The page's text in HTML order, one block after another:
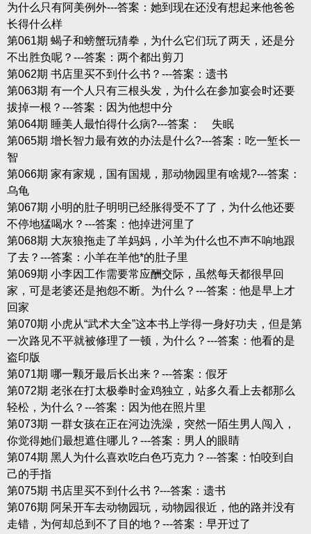
为什么只有阿美例外---答案：她到现在还没有想起来他爸爸
长得什么样
第061期 蝎子和螃蟹玩猜拳，为什么它们玩了两天，还是分
不出胜负呢？---答案：两个都出剪刀
第062期 书店里买不到什么书？---答案：遗书
第063期 有一个人只有三根头发，为什么在参加宴会时还要
拔掉一根？---答案：因为他想中分
第064期 睡美人最怕得什么病?---答案： 失眠
第065期 增长智力最有效的办法是什么?---答案：吃一堑长一
智
第066期 家有家规，国有国规，那动物园里有啥规?---答案：
乌龟
第067期 小明的肚子明明已经胀得受不了了，为什么他还要
不停地猛喝水？---答案：他掉进河里了
第068期 大灰狼拖走了羊妈妈，小羊为什么也不声不响地跟
了去？---答案：小羊在羊他*的肚子里
第069期 小李因工作需要常应酬交际，虽然每天都很早回
家，可是老婆还是抱怨不断。为什么？---答案：他是早上才
回家
第070期 小虎从“武术大全”这本书上学得一身好功夫，但是第
一次路见不平就被修理了一顿，为什么？---答案：他看的是
盗印版
第071期 哪一颗牙最后长出来？---答案：假牙
第072期 老张在打太极拳时金鸡独立，站多久看上去都那么
轻松，为什么？---答案：因为他在照片里
第073期 一群女孩在正在河边洗澡，突然一陌生男人闯入，
你觉得她们最想遮住哪儿？---答案：男人的眼睛
第074期 黑人为什么喜欢吃白色巧克力？---答案：怕咬到自
己的手指
第075期 书店里买不到什么书 ?---答案：遗书
第076期 阿呆开车去动物园玩，动物园很近，他的路并没有
走错，为何却总到不了目的地？---答案：早开过了